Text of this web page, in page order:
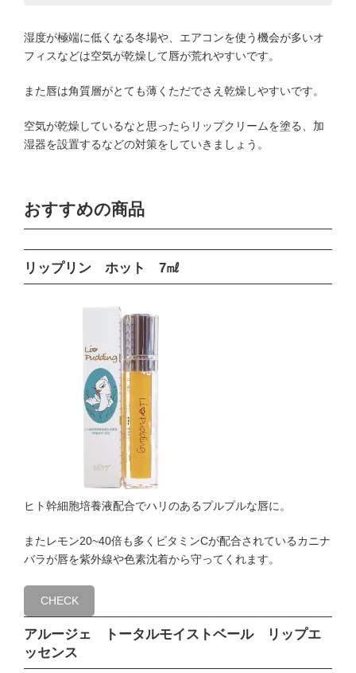
湿度が極端に低くなる冬場や、エアコンを使う機会が多いオ
フィスなどは空気が乾燥して唇が荒れやすいです。
また唇は角質層がとても薄くただでさえ乾燥しやすいです。
空気が乾燥しているなと思ったらリップクリームを塗る、加
湿器を設置するなどの対策をしていきましょう。
おすすめの商品
リップリン ホット 7㎖
ヒト幹細胞培養液配合でハリのあるプルプルな唇に。
またレモン20~40倍も多くビタミンCが配合されているカニナ
バラが唇を紫外線や色素沈着から守ってくれます。
CHECK
アルージェ トータルモイストベール リップエ
ッセンス